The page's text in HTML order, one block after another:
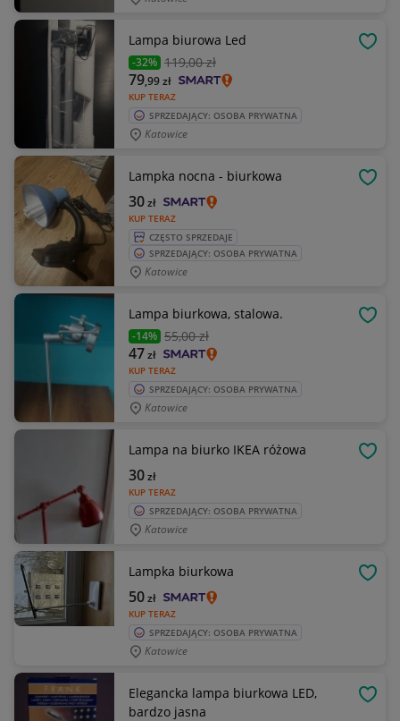
Lampa biurowa Led
-32% 119,00 zł
KUP TERAZ
79,99zł
SPRZEDAJĄCY: OSOBA PRYWATNA
Katowice
Lampka nocna - biurkowa
KUP TERAZ
30zł
CZĘSTO SPRZEDAJE
SPRZEDAJĄCY: OSOBA PRYWATNA
Katowice
Lampa biurkowa, stalowa.
-14% 55,00 zł
KUP TERAZ
47zł
SPRZEDAJĄCY: OSOBA PRYWATNA
Katowice
Lampa na biurko IKEA różowa
KUP TERAZ
30zł
SPRZEDAJĄCY: OSOBA PRYWATNA
Katowice
Lampka biurkowa
KUP TERAZ
50zł
SPRZEDAJĄCY: OSOBA PRYWATNA
Katowice
Elegancka lampa biurkowa LED,
bardzo jasna